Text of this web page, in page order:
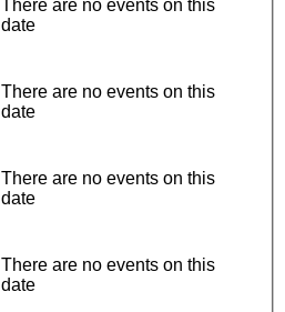
There are no events on this
date
There are no events on this
date
There are no events on this
date
There are no events on this
date